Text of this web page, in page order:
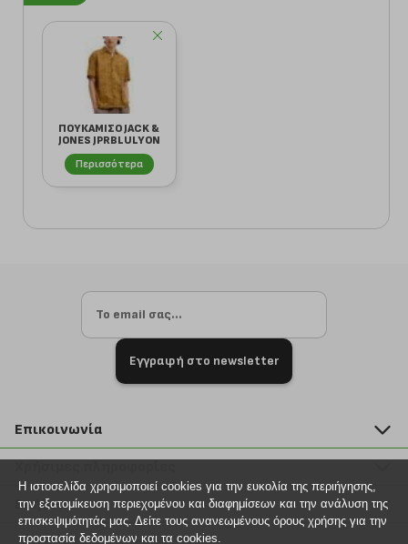
ΠΟΥΚΑΜΙΣΟ JACK &
JONES JPRBLULYON
PRINT DOBBY...
Περισσότερα
Εγγραφή στο newsletter
Επικοινωνία
211 2000 700
info@plus4u.gr
Η εταιρία
Σημεία παραλαβής
Βοήθεια
Εξέλιξη παραγγελίας
Η ιστοσελίδα χρησιμοποιεί cookies για την ευκολία της περιήγησης,
την εξατομίκευση περιεχομένου και διαφημίσεων και την ανάλυση της
επισκεψιμότητάς μας. Δείτε τους ανανεωμένους όρους χρήσης για την
προστασία δεδομένων και τα cookies.